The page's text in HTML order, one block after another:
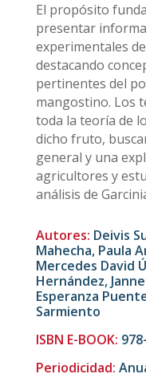
El propósito
presentar
experimentales
destacando
pertinentes del
mangostino. Los
toda la teoría de
dicho fruto,
general y una
agricultores y
análisis de
Autores: Deivis
Mahecha, Paula
Mercedes David
Hernández,
Esperanza
Sarmiento
ISBN E-BOOK:
Periodicidad: